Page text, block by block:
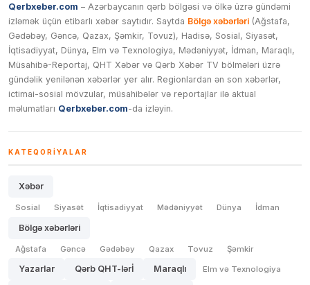
Qerbxeber.com – Azərbaycanın qərb bölgəsi və ölkə üzrə gündəmi
izləmək üçün etibarlı xəbər saytıdır. Saytda Bölgə xəbərləri (Ağstafa,
Gədəbəy, Gəncə, Qazax, Şəmkir, Tovuz), Hadisə, Sosial, Siyasət,
İqtisadiyyat, Dünya, Elm və Texnologiya, Mədəniyyət, İdman, Maraqlı,
Müsahibə-Reportaj, QHT Xəbər və Qərb Xəbər TV bölmələri üzrə
gündəlik yenilənən xəbərlər yer alır. Regionlardan ən son xəbərlər,
ictimai-sosial mövzular, müsahibələr və reportajlar ilə aktual
məlumatları Qerbxeber.com-da izləyin.
KATEQORIYALAR
Xəbər
Sosial Siyasət İqtisadiyyat Mədəniyyət Dünya İdman
Bölgə xəbərləri
Ağstafa Gəncə Gədəbəy Qazax Tovuz Şəmkir
Yazarlar Qərb QHT-lərİ Maraqlı Elm və Texnologiya